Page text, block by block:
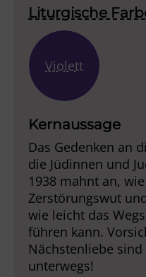
Liturgische
Violett
Kernaussage
Das Gedenken an
die Jüdinnen und
1938 mahnt an,
Zerstörungswut
wie leicht das
führen kann.
Nächstenliebe
unterwegs!